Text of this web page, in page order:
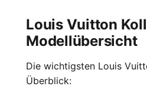
Louis Vuitton
Modellübersicht
Die wichtigsten Louis
Überblick: